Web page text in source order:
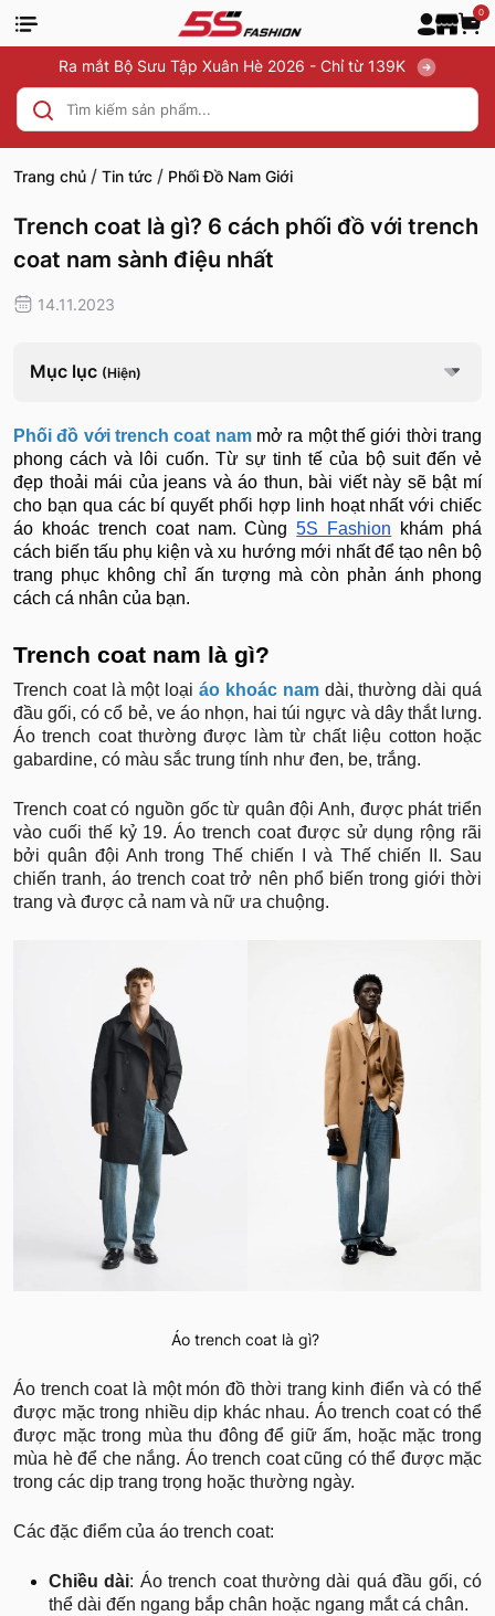
0
Ra mắt Bộ Sưu Tập Xuân Hè 2026 - Chỉ từ 139K
Trang chủ / Tin tức / Phối Đồ Nam Giới
Trench coat là gì? 6 cách phối đồ với trench
coat nam sành điệu nhất
14.11.2023
Mục lục (Hiện)
Phối đồ với trench coat nammở ra một thế giới thời trang
phong cách và lôi cuốn. Từ sự tinh tế của bộ suit đến vẻ
đẹp thoải mái của jeans và áo thun, bài viết này sẽ bật mí
cho bạn qua các bí quyết phối hợp linh hoạt nhất với chiếc
áo khoác trench coat nam. Cùng5S Fashion khám phá
cách biến tấu phụ kiện và xu hướng mới nhất để tạo nên bộ
trang phục không chỉ ấn tượng mà còn phản ánh phong
cách cá nhân của bạn.
Trench coat nam là gì?
Trench coat là một loạiáo khoác namdài, thường dài quá
đầu gối, có cổ bẻ, ve áo nhọn, hai túi ngực và dây thắt lưng.
Áo trench coat thường được làm từ chất liệu cotton hoặc
gabardine, có màu sắc trung tính như đen, be, trắng.
Trench coat có nguồn gốc từ quân đội Anh, được phát triển
vào cuối thế kỷ 19. Áo trench coat được sử dụng rộng rãi
bởi quân đội Anh trong Thế chiến I và Thế chiến II. Sau
chiến tranh, áo trench coat trở nên phổ biến trong giới thời
trang và được cả nam và nữ ưa chuộng.
Áo trench coat là gì?
Áo trench coat là một món đồ thời trang kinh điển và có thể
được mặc trong nhiều dịp khác nhau. Áo trench coat có thể
được mặc trong mùa thu đông để giữ ấm, hoặc mặc trong
mùa hè để che nắng. Áo trench coat cũng có thể được mặc
trong các dịp trang trọng hoặc thường ngày.
Các đặc điểm của áo trench coat:
Chiều dài: Áo trench coat thường dài quá đầu gối, có
thể dài đến ngang bắp chân hoặc ngang mắt cá chân.